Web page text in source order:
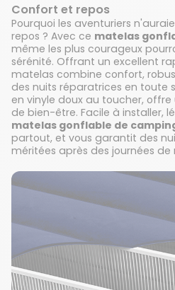
Confort et repos
Pourquoi les aventuriers
repos ? Avec ce matelas
même les plus courageux
sérénité. Offrant un excellent
matelas combine confort,
des nuits réparatrices en toute
en vinyle doux au toucher,
de bien-être. Facile à installer,
matelas gonflable de
partout, et vous garantit des
méritées après des journées de